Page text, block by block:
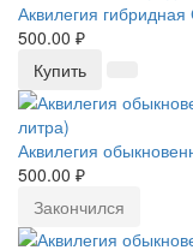
Аквилегия
500.00 ₽
Купить
Аквилегия
500.00 ₽
Закончился